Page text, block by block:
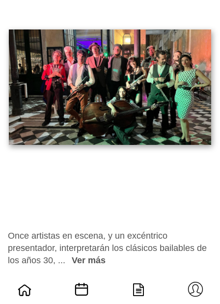
Once artistas en escena, y un excéntrico
presentador, interpretarán los clásicos bailables de
los años 30, ...
Ver más